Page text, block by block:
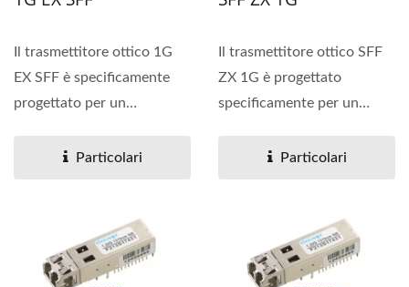
Il trasmettitore ottico 1G
EX SFF è specificamente
progettato per un
Particolari
Il trasmettitore ottico SFF
ZX 1G è progettato
specificamente per un
Particolari